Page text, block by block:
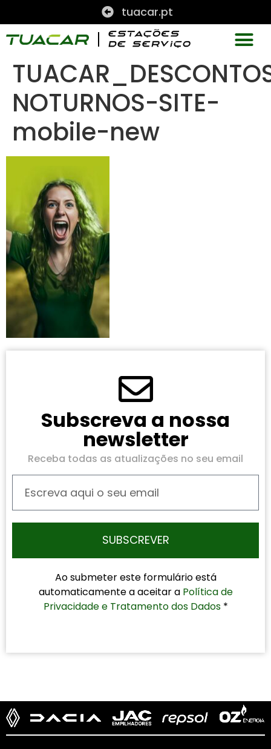
tuacar.pt
NOTURNOS-SITE-
mobile-new
Subscreva a nossa
newsletter
Receba todas as atualizações no seu email
SUBSCREVER
Ao submeter este formulário está
automaticamente a aceitar a Política de
Privacidade e Tratamento dos Dados *